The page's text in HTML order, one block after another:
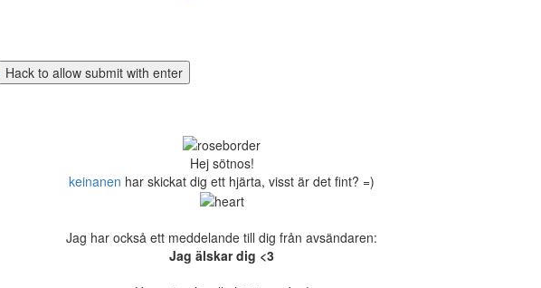
Hej sötnos!
keinanen har skickat dig ett hjärta, visst är det fint? =)
Jag har också ett meddelande till dig från avsändaren:
Jag älskar dig <3